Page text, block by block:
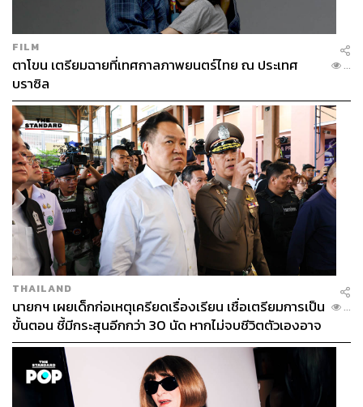
FILM
ตาโขน เตรียมฉายที่เทศกาลภาพยนตร์ไทย ณ ประเทศ
บราซิล
...
THAILAND
นายกฯ เผยเด็กก่อเหตุเครียดเรื่องเรียน เชื่อเตรียมการเป็น
ขั้นตอน ชี้มีกระสุนอีกกว่า 30 นัด หากไม่จบชีวิตตัวเองอาจ
สูญเสียเพิ่ม
...